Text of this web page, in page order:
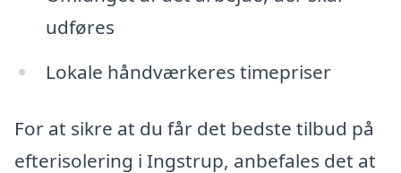
udføres
Lokale håndværkeres timepriser
For at sikre at du får det bedste tilbud på
efterisolering i Ingstrup, anbefales det at